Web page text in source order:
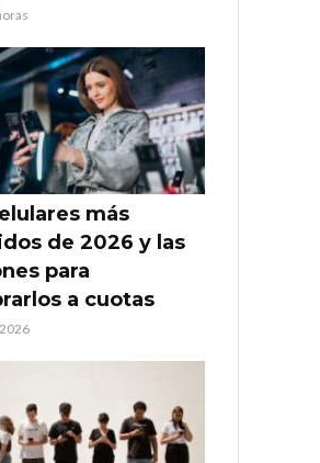
más
de 2026 y las
para
a cuotas